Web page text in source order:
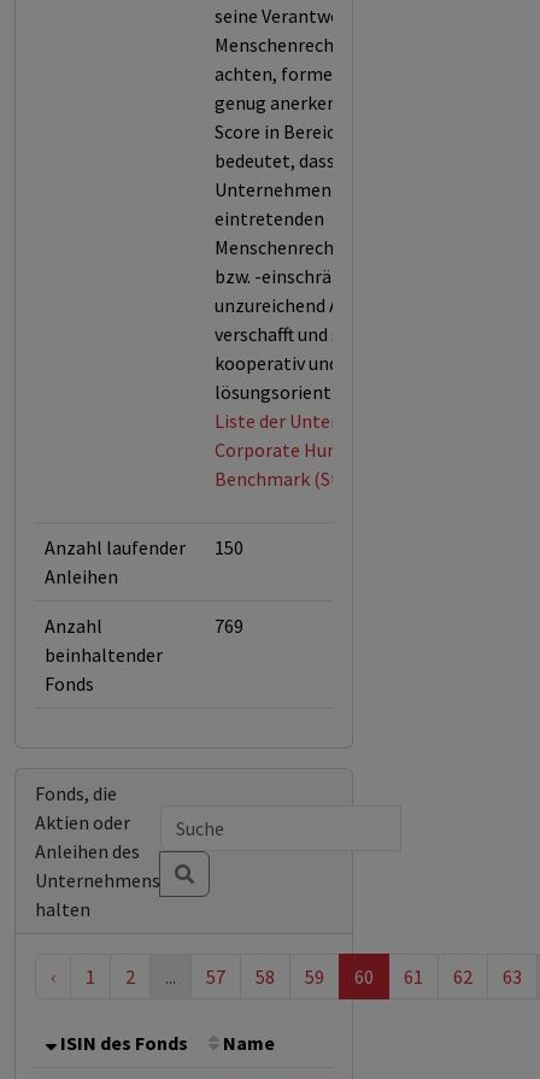
seine Verantwortung,
Menschenrechtsstandards zu
achten, formell nicht klar
genug anerkennt. Der niedrige
Score in Bereich E wiederum
bedeutet, dass das
Unternehmen bei
eintretenden
Menschenrechtsverletzungen
bzw. -einschränkungen nur
unzureichend Abhilfe
verschafft und sich wenig
kooperativ und
lösungsorientiert zeigt.
Liste der Unternehmen der
Corporate Human Rights
Benchmark (Stand: Mai 2026)
Anzahl laufender
Anleihen
150
Anzahl
beinhaltender
Fonds
769
Fonds, die
Aktien oder
Anleihen des
Unternehmens
halten
‹ 1 2 ... 57 58 59 60 61 62 63
ISIN des Fonds Name